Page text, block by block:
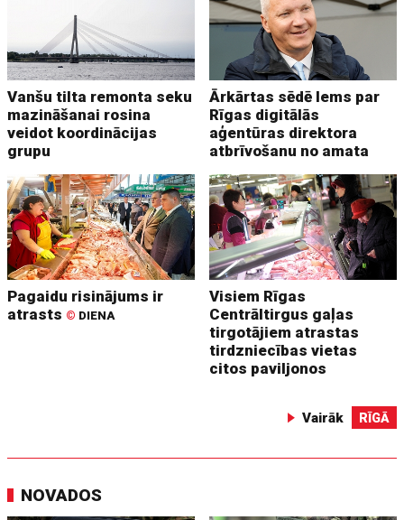
Vanšu tilta remonta seku
mazināšanai rosina
veidot koordinācijas
grupu
Ārkārtas sēdē lems par
Rīgas digitālās
aģentūras direktora
atbrīvošanu no amata
Pagaidu risinājums ir
atrasts © DIENA
Visiem Rīgas
Centrāltirgus gaļas
tirgotājiem atrastas
tirdzniecības vietas
citos paviljonos
Vairāk RĪGĀ
NOVADOS